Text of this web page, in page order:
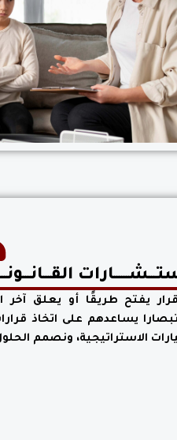
يفتح طريقًا أو يعلق آخر
يساعدهم على اتخاذ
الاستراتيجية، ونصمم